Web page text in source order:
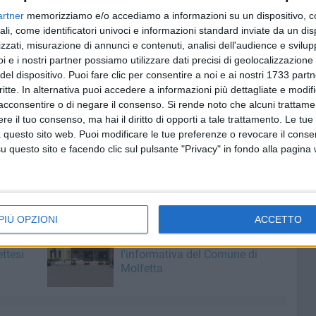
memorizziamo e/o accediamo a informazioni su un dispositivo,
come identificatori univoci e informazioni standard inviate da un
misurazione di annunci e contenuti, analisi dell'audience e
e i nostri partner possiamo utilizzare dati precisi di
dispositivo. Puoi fare clic per consentire a noi e ai nostri 1733
In alternativa puoi accedere a informazioni più dettagliate e
o di negare il consenso. Si rende noto che alcuni
il tuo consenso, ma hai il diritto di opporti a tale trattamento. Le
sito web. Puoi modificare le tue preferenze o revocare il
questo sito e facendo clic sul pulsante "Privacy" in fondo alla pagina
OPZIONI ACCETTO
artisti, per una mostra evento suggestiva, che lascia
e a varcare confini inesplorati del proprio essere.
Ogni quadro, ogni tela, cattura il visitatore e lo
dell'artista, ma quello che richiama al proprio vissuto
ad un'opera d'arte.
maggio dalle ore 10 alle ore 13, e dalle ore 17 alle ore
l'informativa del Comune di
Molfetta